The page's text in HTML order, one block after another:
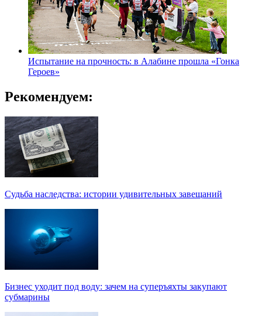
Испытание на прочность: в Алабине прошла «Гонка
Героев»
Рекомендуем:
Судьба наследства: истории удивительных завещаний
Бизнес уходит под воду: зачем на суперъяхты закупают
субмарины